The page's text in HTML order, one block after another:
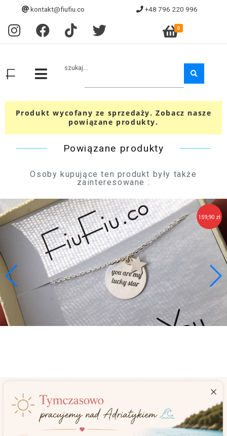
kontakt@fiufiu.co +48 796 220 996
0
szukaj...
Produkt wycofany ze sprzedaży. Zobacz nasze
powiązane produkty.
Powiązane produkty
Osoby kupujące ten produkt były także
zainteresowane :
159,90 zł